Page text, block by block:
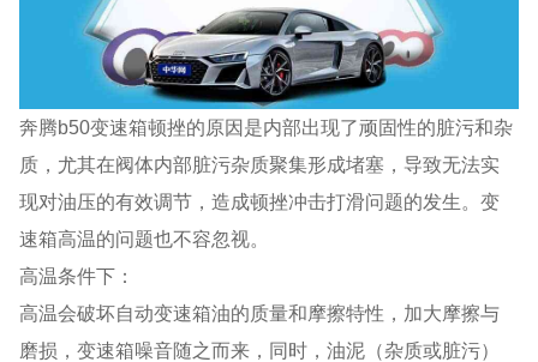
奔腾b50变速箱顿挫的原因是内部出现了顽固性的脏污和杂
质，尤其在阀体内部脏污杂质聚集形成堵塞，导致无法实
现对油压的有效调节，造成顿挫冲击打滑问题的发生。变
速箱高温的问题也不容忽视。
高温条件下：
高温会破坏自动变速箱油的质量和摩擦特性，加大摩擦与
磨损，变速箱噪音随之而来，同时，油泥（杂质或脏污）